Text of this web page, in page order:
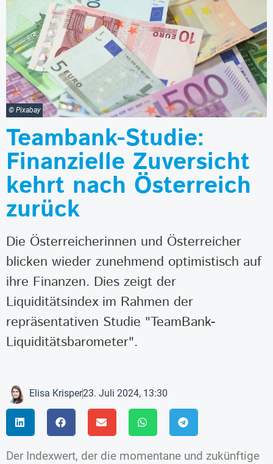
© Pixabay
Teambank-Studie:
Finanzielle Zuversicht
kehrt nach Österreich
zurück
Die Österreicherinnen und Österreicher
blicken wieder zunehmend optimistisch auf
ihre Finanzen. Dies zeigt der
Liquiditätsindex im Rahmen der
repräsentativen Studie "TeamBank-
Liquiditätsbarometer".
Elisa Krisper23. Juli 2024, 13:30
Der Indexwert, der die momentane und zukünftige